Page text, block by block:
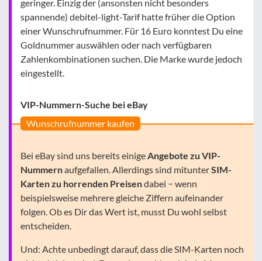
geringer. Einzig der (ansonsten nicht besonders
spannende) debitel-light-Tarif hatte früher die Option
einer Wunschrufnummer. Für 16 Euro konntest Du eine
Goldnummer auswählen oder nach verfügbaren
Zahlenkombinationen suchen. Die Marke wurde jedoch
eingestellt.
VIP-Nummern-Suche bei eBay
Wunschrufnummer kaufen
Bei eBay sind uns bereits einigeAngebote zu VIP-
Nummernaufgefallen. Allerdings sind mitunterSIM-
Karten zu horrenden Preisendabei − wenn
beispielsweise mehrere gleiche Ziffern aufeinander
folgen. Ob es Dir das Wert ist, musst Du wohl selbst
entscheiden.
Und: Achte unbedingt darauf, dass die SIM-Karten noch